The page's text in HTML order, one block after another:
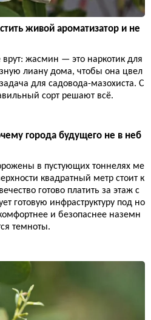
живой ароматизатор и не
жасмин — это наркотик для
лиану дома, чтобы она цвел
для садовода-мазохиста. С
сорт решают всё.
города будущего не в неб
в пустующих тоннелях ме
квадратный метр стоит к
готово платить за этаж с
готовую инфраструктуру под но
и безопаснее наземн
темноты.